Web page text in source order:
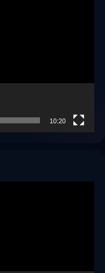
10:20